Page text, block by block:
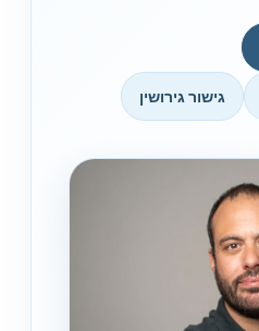
גישור גירושין